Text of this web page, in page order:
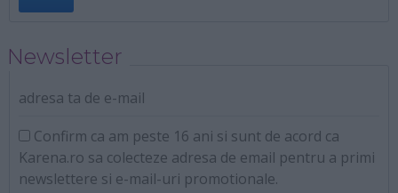
Newsletter
adresa ta de e-mail
Confirm ca am peste 16 ani si sunt de acord ca
Karena.ro sa colecteze adresa de email pentru a primi
newslettere si e-mail-uri promotionale.